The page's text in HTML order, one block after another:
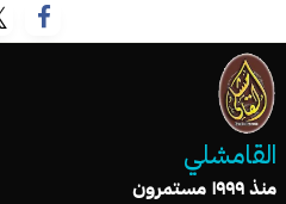
القامشلي
منذ ١٩٩٩ مستمرون